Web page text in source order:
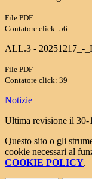
File PDF
Contatore click: 56
ALL.3 - 20251217_-
File PDF
Contatore click: 39
Notizie
Ultima revisione il 30-
Questo sito o gli
cookie necessari al
COOKIE POLICY.